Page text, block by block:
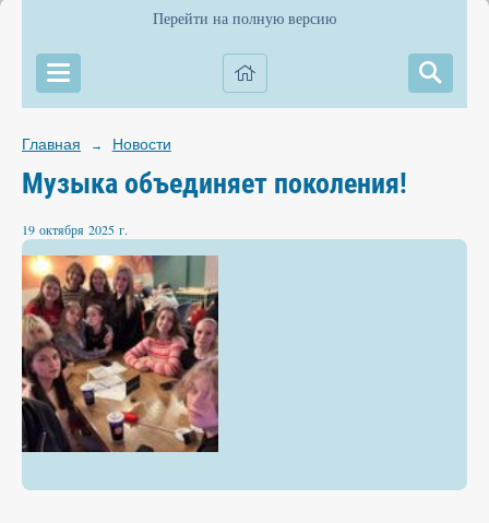
Перейти на полную версию
Главная → Новости
Музыка объединяет поколения!
19 октября 2025 г.